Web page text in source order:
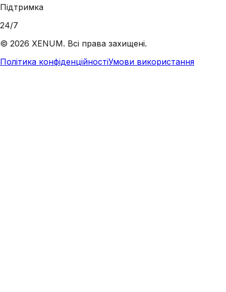
Підтримка
24/7
© 2026 XENUM. Всі права захищені.
Політика конфіденційностіУмови використання